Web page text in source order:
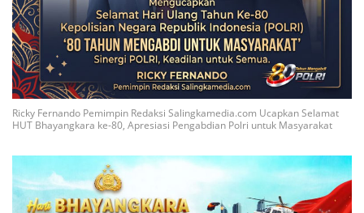
Ricky Fernando Pemimpin Redaksi Salingkamedia.com Ucapkan Selamat
HUT Bhayangkara ke-80, Apresiasi Pengabdian Polri untuk Masyarakat